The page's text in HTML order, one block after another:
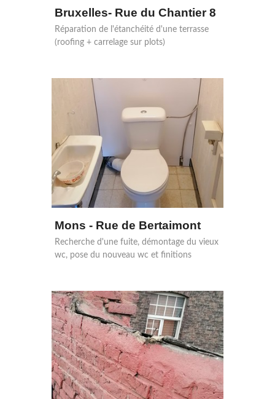
Bruxelles- Rue du Chantier 8
Réparation de l'étanchéité d'une terrasse
(roofing + carrelage sur plots)
Mons - Rue de Bertaimont
Recherche d'une fuite, démontage du vieux
wc, pose du nouveau wc et finitions